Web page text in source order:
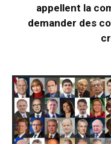
appellent la
demander des